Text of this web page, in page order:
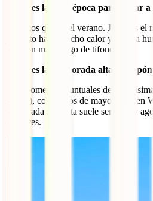
¿Cuál es la peor época para viajar
Diríamos que es el verano. Junio es el
y agosto hace mucho calor y mucha
mes con más riesgo de tifones.
¿Cuál es la temporada alta en Japón?
Hay momentos puntuales de
sakura), comienzos de mayo (Golden
temporada más alta suele ser julio y
escolares.